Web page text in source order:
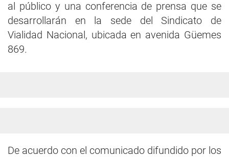
al público y una conferencia de prensa que se
desarrollarán en la sede del Sindicato de
Vialidad Nacional, ubicada en avenida Güemes
869.
De acuerdo con el comunicado difundido por los